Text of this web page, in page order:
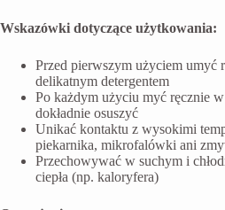
Wskazówki dotyczące użytkowania:
Przed pierwszym użyciem umyć
delikatnym detergentem
Po każdym użyciu myć ręcznie
dokładnie osuszyć
Unikać kontaktu z wysokimi
piekarnika, mikrofalówki ani
Przechowywać w suchym i
ciepła (np. kaloryfera)